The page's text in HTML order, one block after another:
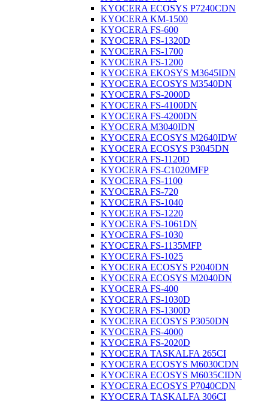
KYOCERA ECOSYS P7240CDN
KYOCERA KM-1500
KYOCERA FS-600
KYOCERA FS-1320D
KYOCERA FS-1700
KYOCERA FS-1200
KYOCERA EKOSYS M3645IDN
KYOCERA ECOSYS M3540DN
KYOCERA FS-2000D
KYOCERA FS-4100DN
KYOCERA FS-4200DN
KYOCERA M3040IDN
KYOCERA ECOSYS M2640IDW
KYOCERA ECOSYS P3045DN
KYOCERA FS-1120D
KYOCERA FS-C1020MFP
KYOCERA FS-1100
KYOCERA FS-720
KYOCERA FS-1040
KYOCERA FS-1220
KYOCERA FS-1061DN
KYOCERA FS-1030
KYOCERA FS-1135MFP
KYOCERA FS-1025
KYOCERA ECOSYS P2040DN
KYOCERA ECOSYS M2040DN
KYOCERA FS-400
KYOCERA FS-1030D
KYOCERA FS-1300D
KYOCERA ECOSYS P3050DN
KYOCERA FS-4000
KYOCERA FS-2020D
KYOCERA TASKALFA 265CI
KYOCERA ECOSYS M6030CDN
KYOCERA ECOSYS M6035CIDN
KYOCERA ECOSYS P7040CDN
KYOCERA TASKALFA 306CI